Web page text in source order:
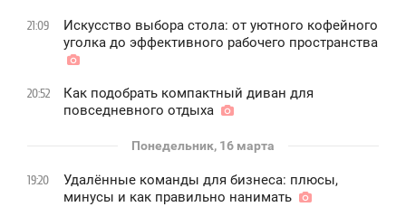
21:09
Искусство выбора стола: от уютного кофейного
уголка до эффективного рабочего пространства
20:52
Как подобрать компактный диван для
повседневного отдыха
Понедельник, 16 марта
19:20
Удалённые команды для бизнеса: плюсы,
минусы и как правильно нанимать